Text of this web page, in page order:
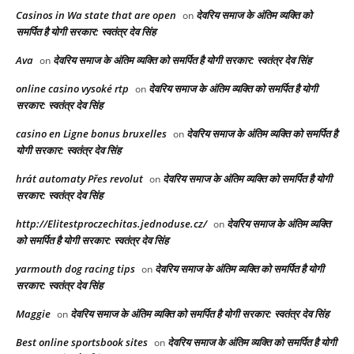
Casinos in Wa state that are open on देवरिय समाज के अंतिम व्यक्ति को
समर्पित है योगी सरकार: स्वतंत्र देव सिंह
Ava on देवरिय समाज के अंतिम व्यक्ति को समर्पित है योगी सरकार: स्वतंत्र देव सिंह
online casino vysoké rtp on देवरिय समाज के अंतिम व्यक्ति को समर्पित है योगी
सरकार: स्वतंत्र देव सिंह
casino en Ligne bonus bruxelles on देवरिय समाज के अंतिम व्यक्ति को समर्पित है
योगी सरकार: स्वतंत्र देव सिंह
hrát automaty Přes revolut on देवरिय समाज के अंतिम व्यक्ति को समर्पित है योगी
सरकार: स्वतंत्र देव सिंह
http://Elitestproczechitas.jednoduse.cz/ on देवरिय समाज के अंतिम व्यक्ति
को समर्पित है योगी सरकार: स्वतंत्र देव सिंह
yarmouth dog racing tips​ on देवरिय समाज के अंतिम व्यक्ति को समर्पित है योगी
सरकार: स्वतंत्र देव सिंह
Maggie on देवरिय समाज के अंतिम व्यक्ति को समर्पित है योगी सरकार: स्वतंत्र देव सिंह
Best online sportsbook sites on देवरिय समाज के अंतिम व्यक्ति को समर्पित है योगी